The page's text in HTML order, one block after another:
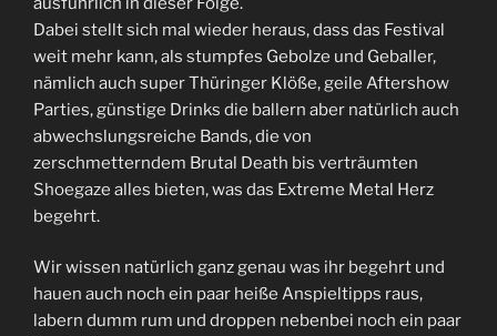
Dabei stellt sich mal wieder heraus, dass das Festival
weit mehr kann, als stumpfes Gebolze und Geballer,
nämlich auch super Thüringer Klöße, geile Aftershow
Parties, günstige Drinks die ballern aber natürlich auch
abwechslungsreiche Bands, die von
zerschmetterndem Brutal Death bis verträumten
Shoegaze alles bieten, was das Extreme Metal Herz
begehrt.
Wir wissen natürlich ganz genau was ihr begehrt und
hauen auch noch ein paar heiße Anspieltipps raus,
labern dumm rum und droppen nebenbei noch ein paar